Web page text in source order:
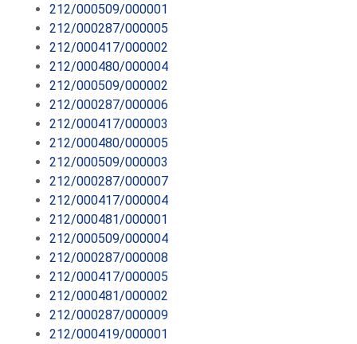
212/000509/000001
212/000287/000005
212/000417/000002
212/000480/000004
212/000509/000002
212/000287/000006
212/000417/000003
212/000480/000005
212/000509/000003
212/000287/000007
212/000417/000004
212/000481/000001
212/000509/000004
212/000287/000008
212/000417/000005
212/000481/000002
212/000287/000009
212/000419/000001